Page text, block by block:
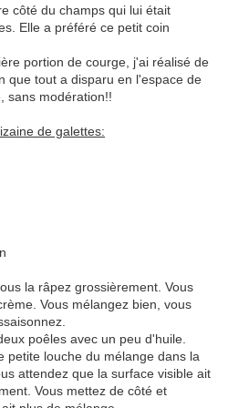
côté du champs qui lui était
Elle a préféré ce petit coin
portion de courge, j'ai réalisé de
que tout a disparu en l'espace de
sans modération!!
de galettes:
la râpez grossièrement. Vous
Vous mélangez bien, vous
poêles avec un peu d'huile.
petite louche du mélange dans la
attendez que la surface visible ait
Vous mettez de côté et